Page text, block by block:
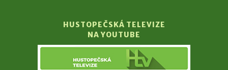
HUSTOPEČSKÁ TELEVIZE
NA YOUTUBE